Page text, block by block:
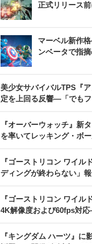
正式リリース
マーベル新作
ンベータで指
美少女サバイバルTPS『
定を上回る反響―「でも
『オーバーウォッチ』新
を率いてレッキング・ボ
『ゴーストリコン ワイ
ディングが終わらない」
『ゴーストリコン ワイ
4K解像度および60fps対
『キングダム ハーツ』